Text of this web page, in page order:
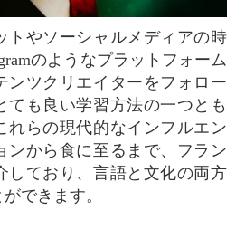
のようなプラットフォーム
ンツクリエイターをフォロー
ても良い学習方法の一つとも
れらの現代的なインフルエン
ンから食に至るまで、フラン
しており、言語と文化の両方
できます。